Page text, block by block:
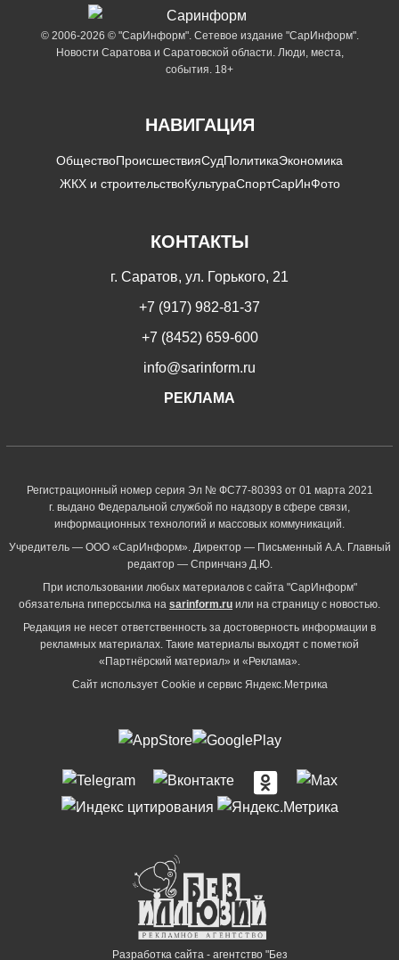
© 2006-2026 © "СарИнформ". Сетевое издание "СарИнформ".
Новости Саратова и Саратовской области. Люди, места,
события. 18+
НАВИГАЦИЯ
ОбществоПроисшествияСудПолитикаЭкономика
ЖКХ и строительствоКультураСпортСарИнФото
КОНТАКТЫ
г. Саратов, ул. Горького, 21
+7 (917) 982-81-37
+7 (8452) 659-600
info@sarinform.ru
РЕКЛАМА
Регистрационный номер серия Эл № ФС77-80393 от 01 марта 2021
г. выдано Федеральной службой по надзору в сфере связи,
информационных технологий и массовых коммуникаций.
Учредитель — ООО «СарИнформ». Директор — Письменный А.А. Главный
редактор — Спринчанэ Д.Ю.
При использовании любых материалов с сайта "СарИнформ"
обязательна гиперссылка на sarinform.ru или на страницу с новостью.
Редакция не несет ответственность за достоверность информации в
рекламных материалах. Такие материалы выходят с пометкой
«Партнёрский материал» и «Реклама».
Сайт использует Cookie и сервиc Яндекс.Метрика
Разработка сайта - агентство "Без